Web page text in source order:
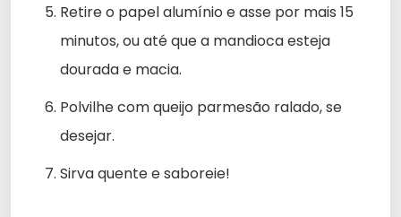
Retire o papel alumínio e asse por mais 15
minutos, ou até que a mandioca esteja
dourada e macia.
Polvilhe com queijo parmesão ralado, se
desejar.
Sirva quente e saboreie!